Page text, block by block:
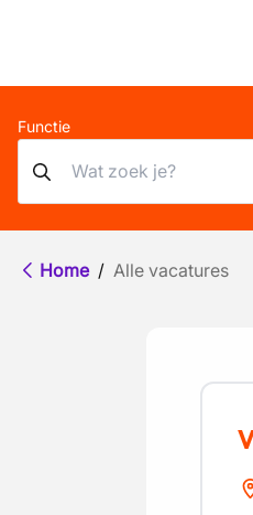
Functie
Home / Alle vacatures